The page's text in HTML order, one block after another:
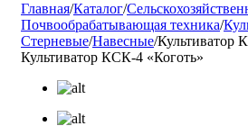
Главная/Каталог/
Почвообрабатывающая техника/
Стерневые/Навесные/Культиватор
Культиватор КСК-4 «Коготь»